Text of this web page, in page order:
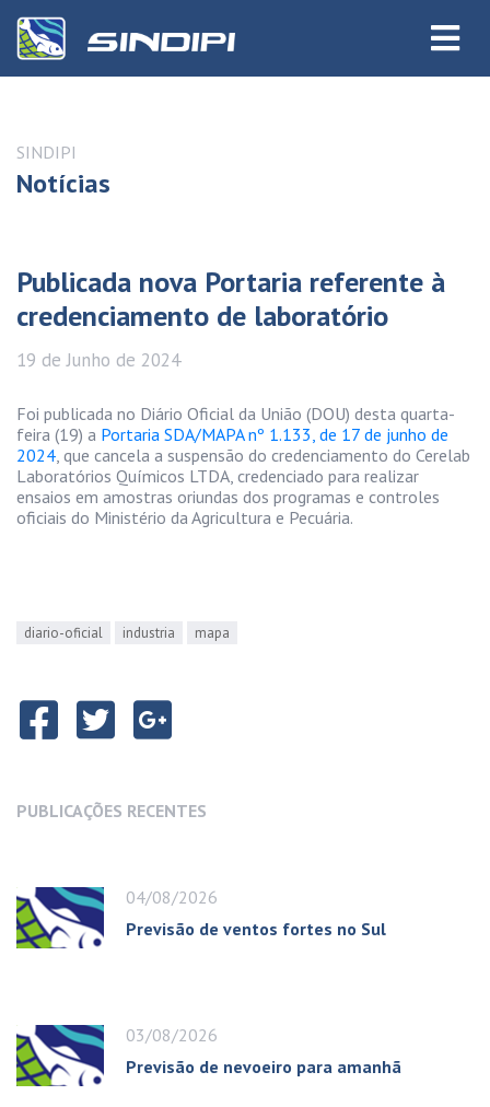
SINDIPI
Notícias
Publicada nova Portaria referente à
credenciamento de laboratório
19 deJunho de 2024
Foi publicada no Diário Oficial da União (DOU) desta quarta-
feira (19) a Portaria SDA/MAPA nº 1.133, de 17 de junho de
2024, que cancela a suspensão do credenciamento do Cerelab
Laboratórios Químicos LTDA, credenciado para realizar
ensaios em amostras oriundas dos programas e controles
oficiais do Ministério da Agricultura e Pecuária.
diario-oficial industria mapa
PUBLICAÇÕES RECENTES
04/08/2026
Previsão de ventos fortes no Sul
03/08/2026
Previsão de nevoeiro para amanhã